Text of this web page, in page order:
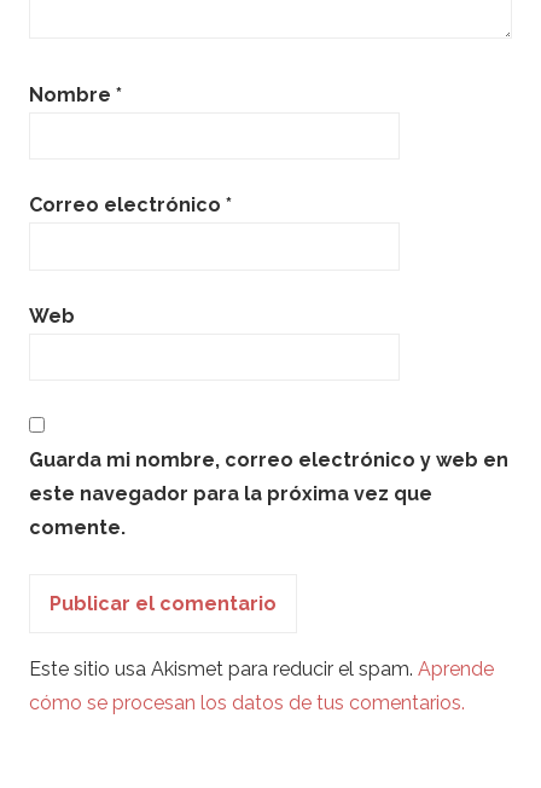
Nombre *
Correo electrónico *
Web
Guarda mi nombre, correo electrónico y web en
este navegador para la próxima vez que
comente.
Este sitio usa Akismet para reducir el spam. Aprende
cómo se procesan los datos de tus comentarios.